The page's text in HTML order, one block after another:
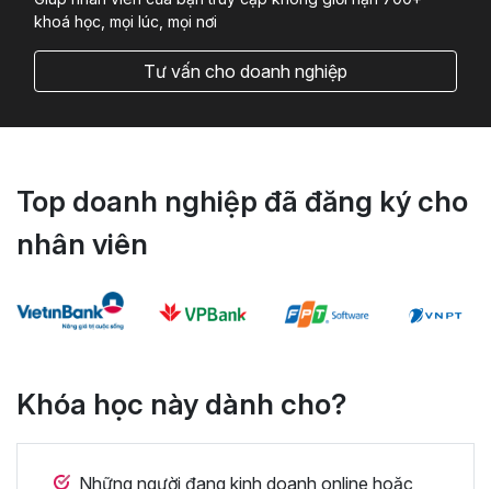
khoá học, mọi lúc, mọi nơi
Tư vấn cho doanh nghiệp
Top doanh nghiệp đã đăng ký cho
nhân viên
Khóa học này dành cho?
Những người đang kinh doanh online hoặc